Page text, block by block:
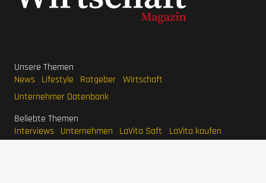
Unsere Themen
News
Lifestyle Ratgeber Wirtschaft
Unternehmer Datenbank
Beliebte Themen
Interviews
Unternehmen LaVita Saft
LaVita kaufen